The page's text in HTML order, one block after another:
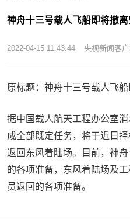
神舟十三号载人飞船即将撤
2022-04-15 11:43:44 央视新闻客
原标题：神舟十三号载人飞
据中国载人航天工程办公室
成全部既定任务，将于近日
返回东风着陆场。目前，神
的各项准备，东风着陆场及
员返回的各项准备。